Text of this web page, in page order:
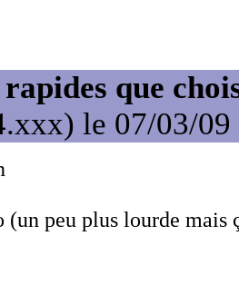
rapides que
le 07/03/09
(un peu plus lourde mais